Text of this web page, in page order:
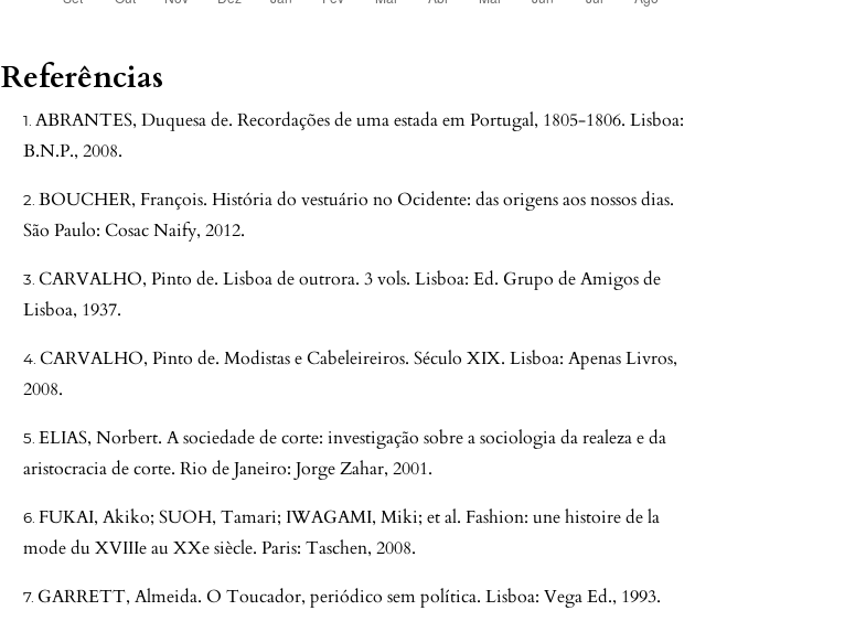
Referências
ABRANTES, Duquesa de. Recordações de uma estada em Portugal, 1805-1806. Lisboa:
B.N.P., 2008.
BOUCHER, François. História do vestuário no Ocidente: das origens aos nossos dias.
São Paulo: Cosac Naify, 2012.
CARVALHO, Pinto de. Lisboa de outrora. 3 vols. Lisboa: Ed. Grupo de Amigos de
Lisboa, 1937.
CARVALHO, Pinto de. Modistas e Cabeleireiros. Século XIX. Lisboa: Apenas Livros,
2008.
ELIAS, Norbert. A sociedade de corte: investigação sobre a sociologia da realeza e da
aristocracia de corte. Rio de Janeiro: Jorge Zahar, 2001.
FUKAI, Akiko; SUOH, Tamari; IWAGAMI, Miki; et al. Fashion: une histoire de la
mode du XVIIIe au XXe siècle. Paris: Taschen, 2008.
GARRETT, Almeida. O Toucador, periódico sem política. Lisboa: Vega Ed., 1993.